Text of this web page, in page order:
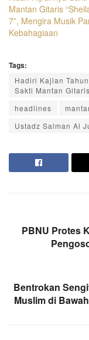
Mantan Gitaris
7”, Mengira Musik
Kebahagiaan
Tags:
Hadiri Kajian
Sakti Mantan
headlines
Ustadz Salman Al
PBNU Protes
Bentrokan
Muslim di